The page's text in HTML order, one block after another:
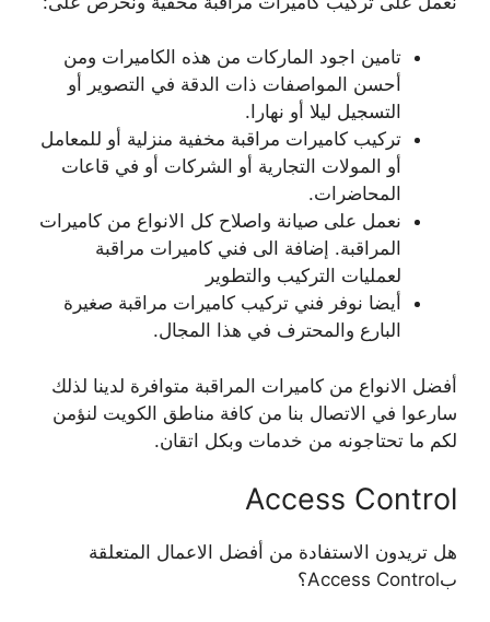
تامين اجود الماركات من هذه الكاميرات ومن
أحسن المواصفات ذات الدقة في التصوير أو
التسجيل ليلا أو نهارا.
تركيب كاميرات مراقبة مخفية منزلية أو للمعامل
أو المولات التجارية أو الشركات أو في قاعات
المحاضرات.
نعمل على صيانة واصلاح كل الانواع من كاميرات
المراقبة. إضافة الى فني كاميرات مراقبة
لعمليات التركيب والتطوير
أيضا نوفر فني تركيب كاميرات مراقبة صغيرة
البارع والمحترف في هذا المجال.
أفضل الانواع من كاميرات المراقبة متوافرة لدينا لذلك
سارعوا في الاتصال بنا من كافة مناطق الكويت لنؤمن
لكم ما تحتاجونه من خدمات وبكل اتقان.
Access Control
هل تريدون الاستفادة من أفضل الاعمال المتعلقة
بAccess Control؟